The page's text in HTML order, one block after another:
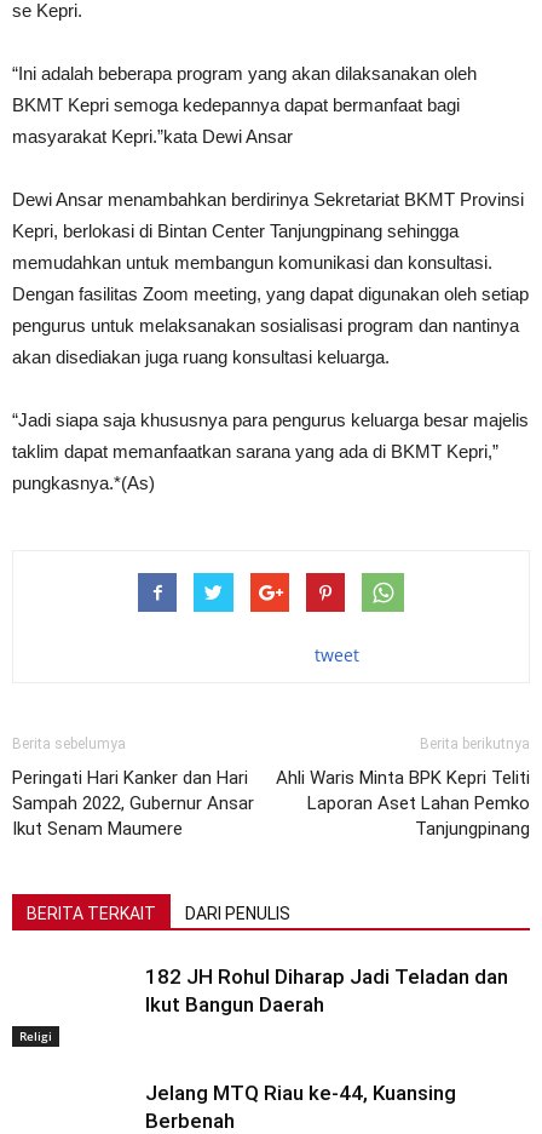
se Kepri.
“Ini adalah beberapa program yang akan dilaksanakan oleh
BKMT Kepri semoga kedepannya dapat bermanfaat bagi
masyarakat Kepri.”kata Dewi Ansar
Dewi Ansar menambahkan berdirinya Sekretariat BKMT Provinsi
Kepri, berlokasi di Bintan Center Tanjungpinang sehingga
memudahkan untuk membangun komunikasi dan konsultasi.
Dengan fasilitas Zoom meeting, yang dapat digunakan oleh setiap
pengurus untuk melaksanakan sosialisasi program dan nantinya
akan disediakan juga ruang konsultasi keluarga.
“Jadi siapa saja khususnya para pengurus keluarga besar majelis
taklim dapat memanfaatkan sarana yang ada di BKMT Kepri,”
pungkasnya.*(As)
tweet
Berita sebelumya
Peringati Hari Kanker dan Hari
Sampah 2022, Gubernur Ansar
Ikut Senam Maumere
Berita berikutnya
Ahli Waris Minta BPK Kepri Teliti
Laporan Aset Lahan Pemko
Tanjungpinang
BERITA TERKAIT DARI PENULIS
Religi
182 JH Rohul Diharap Jadi Teladan dan
Ikut Bangun Daerah
Jelang MTQ Riau ke-44, Kuansing
Berbenah